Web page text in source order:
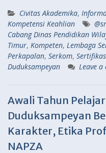
Civitas Akademika,
Kompetensi Keahlian
Cabang Dinas Pendidikan
Timur, Kompeten, Lembaga
Perkapalan, Serkom,
Duduksampeyan
Leave a
Awali Tahun
Duduksampeyan
Karakter, Etika
NAPZA